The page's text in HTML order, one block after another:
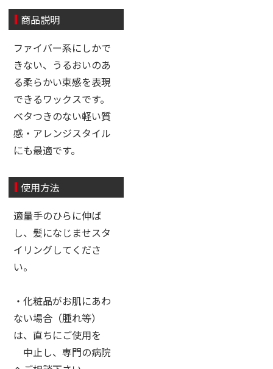
商品説明
ファイバー系にしかで
きない、うるおいのあ
る柔らかい束感を表現
できるワックスです。
ベタつきのない軽い質
感・アレンジスタイル
にも最適です。
使用方法
適量手のひらに伸ば
し、髪になじませスタ
イリングしてくださ
い。
・化粧品がお肌にあわ
ない場合（腫れ等）
は、直ちにご使用を
中止し、専門の病院